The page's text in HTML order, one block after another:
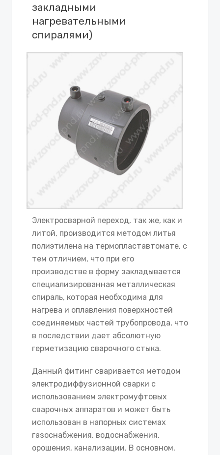
закладными
нагревательными
спиралями)
Электросварной переход, так же, как и
литой, производится методом литья
полиэтилена на термопластавтомате, с
тем отличием, что при его
производстве в форму закладывается
специализированная металлическая
спираль, которая необходима для
нагрева и оплавления поверхностей
соединяемых частей трубопровода, что
в последствии дает абсолютную
герметизацию сварочного стыка.
Данный фитинг сваривается методом
электродиффузионной сварки с
использованием электромуфтовых
сварочных аппаратов и может быть
использован в напорных системах
газоснабжения, водоснабжения,
орошения, канализации. В основном,